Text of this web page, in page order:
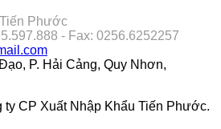
Phước
- Fax: 0256.6252257
P. Hải Cảng, Quy Nhơn,
CP Xuất Nhập Khẩu Tiến Phước.